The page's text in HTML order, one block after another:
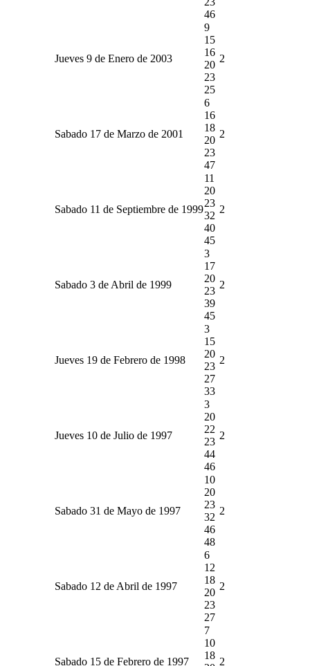
46
Jueves 9 de Enero de 2003
9
15
16
20
23
25
2
Sabado 17 de Marzo de 2001
6
16
18
20
23
47
2
Sabado 11 de Septiembre de 1999
11
20
23
32
40
45
2
Sabado 3 de Abril de 1999
3
17
20
23
39
45
2
Jueves 19 de Febrero de 1998
3
15
20
23
27
33
2
Jueves 10 de Julio de 1997
3
20
22
23
44
46
2
Sabado 31 de Mayo de 1997
10
20
23
32
46
48
2
Sabado 12 de Abril de 1997
6
12
18
20
23
27
2
Sabado 15 de Febrero de 1997
7
10
18
2